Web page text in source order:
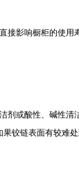
影响橱柜的使用
或酸性、碱性清
铰链表面有较难